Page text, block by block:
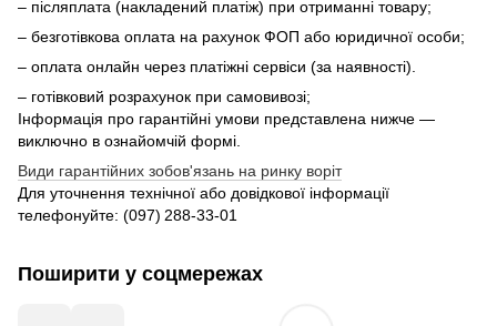
– післяплата (накладений платіж) при отриманні товару;
– безготівкова оплата на рахунок ФОП або юридичної особи;
– оплата онлайн через платіжні сервіси (за наявності).
– готівковий розрахунок при самовивозі;
Інформація про гарантійні умови представлена нижче —
виключно в ознайомчій формі.
Види гарантійних зобов'язань на ринку воріт
Для уточнення технічної або довідкової інформації
телефонуйте: (097) 288‑33‑01
Поширити у соцмережах